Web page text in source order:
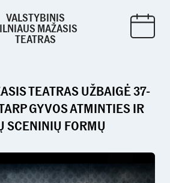
VALSTYBINIS
MAŽASIS
TEATRAS
TEATRAS UŽBAIGĖ 37-
GYVOS ATMINTIES IR
SCENINIŲ FORMŲ